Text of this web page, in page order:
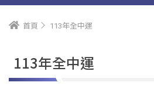
首頁 113年全中運
113年全中運